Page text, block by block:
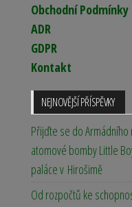
Obchodní Podmínky
ADR
GDPR
Kontakt
NEJNOVĚJŠÍ PŘÍSPĚVKY
Přijďte se do Armádního
atomové bomby Little
paláce v Hirošimě
Od rozpočtů ke